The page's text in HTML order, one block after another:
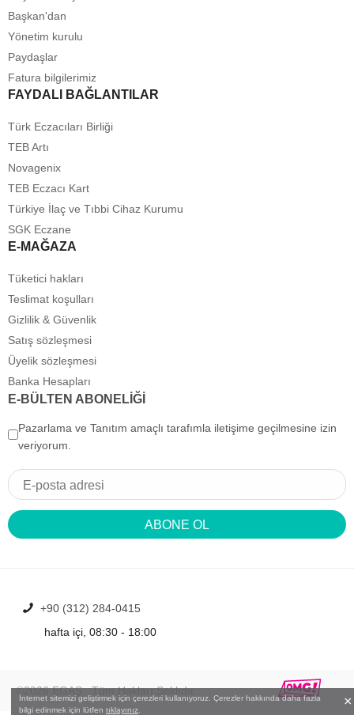
Başkan'dan
Yönetim kurulu
Paydaşlar
Fatura bilgilerimiz
FAYDALI BAĞLANTILAR
Türk Eczacıları Birliği
TEB Artı
Novagenix
TEB Eczacı Kart
Türkiye İlaç ve Tıbbi Cihaz Kurumu
SGK Eczane
E-MAĞAZA
Tüketici hakları
Teslimat koşulları
Gizlilik & Güvenlik
Satış sözleşmesi
Üyelik sözleşmesi
Banka Hesapları
E-BÜLTEN ABONELİĞİ
Pazarlama ve Tanıtım amaçlı tarafımla iletişime geçilmesine izin
veriyorum.
ABONE OL
+90 (312) 284-0415
hafta içi, 08:30 - 18:00
©2026EGAŞTüm Hakları Saklıdır.
İnternet sitemizi geliştirmek için çerezleri kullanıyoruz. Çerezler hakkında daha fazla
bilgi edinmek için lütfen tıklayınız